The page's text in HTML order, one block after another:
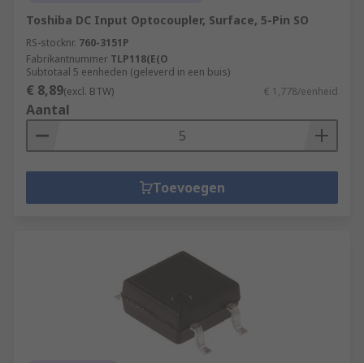
Toshiba DC Input Optocoupler, Surface, 5-Pin SO
RS-stocknr. 760-3151P
Fabrikantnummer TLP118(E(O
Subtotaal 5 eenheden (geleverd in een buis)
€ 8,89(excl. BTW) € 1,778/eenheid
Aantal
Toevoegen